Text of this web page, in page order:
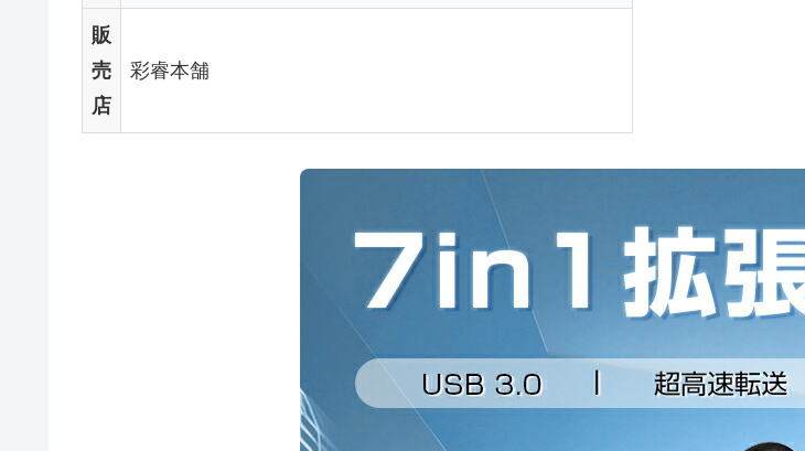
販
売
店
彩睿本舗